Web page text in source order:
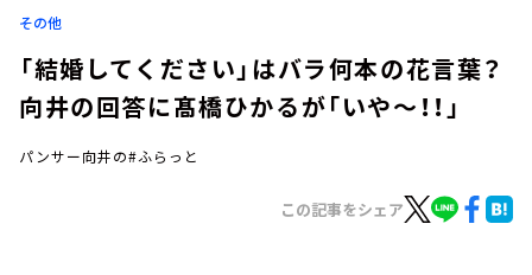
その他
「結婚してください」はバラ何本の花言葉？
向井の回答に髙橋ひかるが「いや～！！」
パンサー向井の#ふらっと
この記事をシェア